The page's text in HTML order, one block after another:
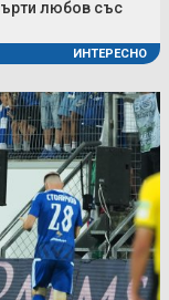
любов със
ИНТЕРЕСНО